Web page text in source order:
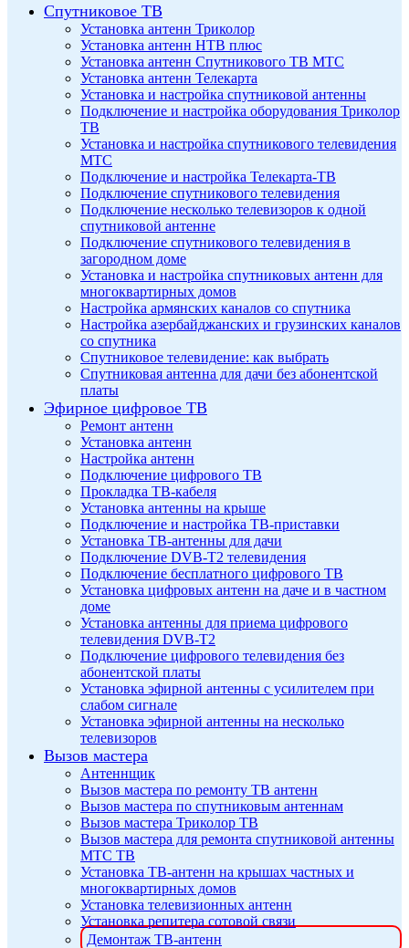
Спутниковое ТВ
Установка антенн Триколор
Установка антенн НТВ плюс
Установка антенн Спутникового ТВ МТС
Установка антенн Телекарта
Установка и настройка спутниковой антенны
Подключение и настройка оборудования Триколор
ТВ
Установка и настройка спутникового телевидения
МТС
Подключение и настройка Телекарта-ТВ
Подключение спутникового телевидения
Подключение несколько телевизоров к одной
спутниковой антенне
Подключение спутникового телевидения в
загородном доме
Установка и настройка спутниковых антенн для
многоквартирных домов
Настройка армянских каналов со спутника
Настройка азербайджанских и грузинских каналов
со спутника
Спутниковое телевидение: как выбрать
Спутниковая антенна для дачи без абонентской
платы
Эфирное цифровое ТВ
Ремонт антенн
Установка антенн
Настройка антенн
Подключение цифрового ТВ
Прокладка ТВ-кабеля
Установка антенны на крыше
Подключение и настройка ТВ-приставки
Установка ТВ-антенны для дачи
Подключение DVB-T2 телевидения
Подключение бесплатного цифрового ТВ
Установка цифровых антенн на даче и в частном
доме
Установка антенны для приема цифрового
телевидения DVB-T2
Подключение цифрового телевидения без
абонентской платы
Установка эфирной антенны с усилителем при
слабом сигнале
Установка эфирной антенны на несколько
телевизоров
Вызов мастера
Антеннщик
Вызов мастера по ремонту ТВ антенн
Вызов мастера по спутниковым антеннам
Вызов мастера Триколор ТВ
Вызов мастера для ремонта спутниковой антенны
МТС ТВ
Установка ТВ-антенн на крышах частных и
многоквартирных домов
Установка телевизионных антенн
Установка репитера сотовой связи
Демонтаж ТВ-антенн